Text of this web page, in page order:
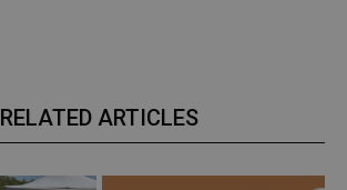
RELATED ARTICLES